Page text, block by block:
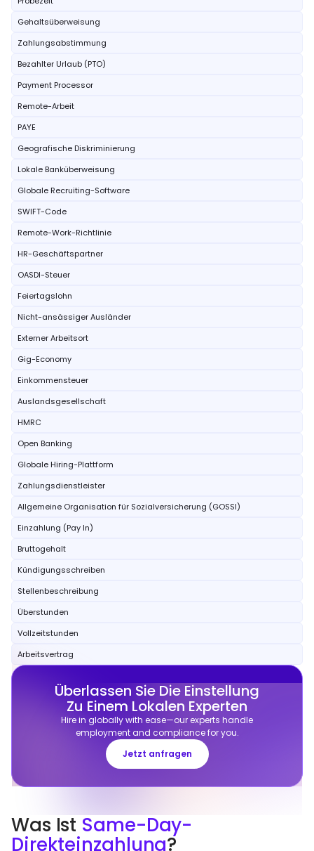
Gehaltsüberweisung
Zahlungsabstimmung
Bezahlter Urlaub (PTO)
Payment Processor
Remote-Arbeit
PAYE
Geografische Diskriminierung
Lokale Banküberweisung
Globale Recruiting-Software
SWIFT-Code
Remote-Work-Richtlinie
HR-Geschäftspartner
OASDI-Steuer
Feiertagslohn
Nicht-ansässiger Ausländer
Externer Arbeitsort
Gig-Economy
Einkommensteuer
Auslandsgesellschaft
HMRC
Open Banking
Globale Hiring-Plattform
Zahlungsdienstleister
Allgemeine Organisation für Sozialversicherung (GOSSI)
Einzahlung (Pay In)
Bruttogehalt
Kündigungsschreiben
Stellenbeschreibung
Überstunden
Vollzeitstunden
Arbeitsvertrag
Überlassen Sie Die Einstellung
Zu Einem Lokalen Experten
Hire in globally with ease—our experts handle
employment and compliance for you.
Jetzt anfragen
Was Ist Same-Day-
Direkteinzahlung?